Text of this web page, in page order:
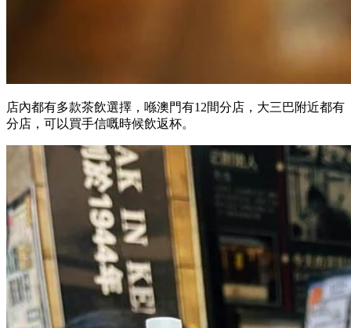
店內都有多款茶飲選擇，喺澳門有12間分店，大三巴附近都有
分店，可以買手信嘅時候飲返杯。